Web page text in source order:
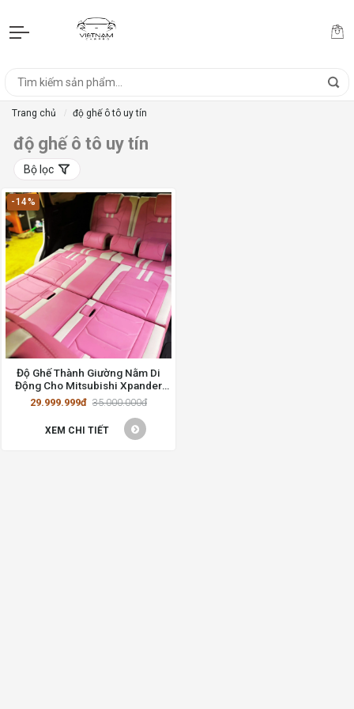
Trang chủ độ ghế ô tô uy tín
độ ghế ô tô uy tín
Bộ lọc
-14%
Độ Ghế Thành Giường Nằm Di
Động Cho Mitsubishi Xpander
2020
29.999.999đ 35.000.000đ
XEM CHI TIẾT